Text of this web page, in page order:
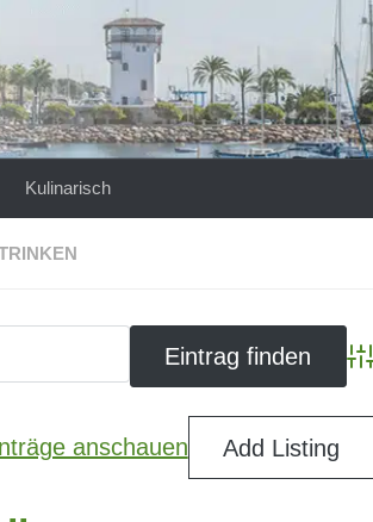
Kulinarisch
anschauen Add Listing